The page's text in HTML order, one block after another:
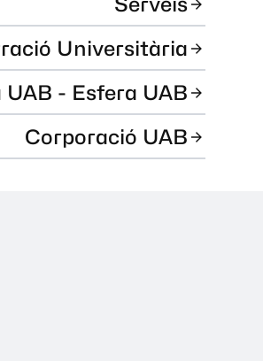
Universitària
- Esfera UAB
Corporació UAB